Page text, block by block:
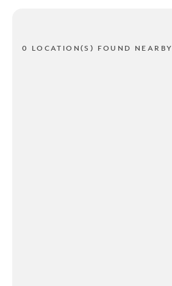
0 LOCATION(S) FOUND NEARBY